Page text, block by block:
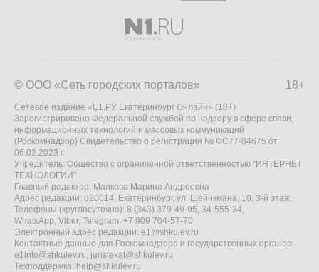
18+
© ООО «Сеть городских порталов»
Сетевое издание «Е1.РУ Екатеринбург Онлайн» (18+)
Зарегистрировано Федеральной службой по надзору в сфере связи,
информационных технологий и массовых коммуникаций
(Роскомнадзор) Свидетельство о регистрации № ФС77-84675 от
06.02.2023 г.
Учредитель: Общество с ограниченной ответственностью "ИНТЕРНЕТ
ТЕХНОЛОГИИ"
Главный редактор: Малкова Марина Андреевна
Адрес редакции: 620014, Екатеринбург, ул. Шейнкмана, 10, 3-й этаж,
Телефоны (круглосуточно): 8 (343) 379-49-95, 34-555-34,
WhatsApp, Viber, Telegram: +7 909 704-57-70
Электронный адрес редакции: e1@shkulev.ru
Контактные данные для Роскомнадзора и государственных органов:
e1info@shkulev.ru, juristekat@shkulev.ru
Техподдержка: help@shkulev.ru